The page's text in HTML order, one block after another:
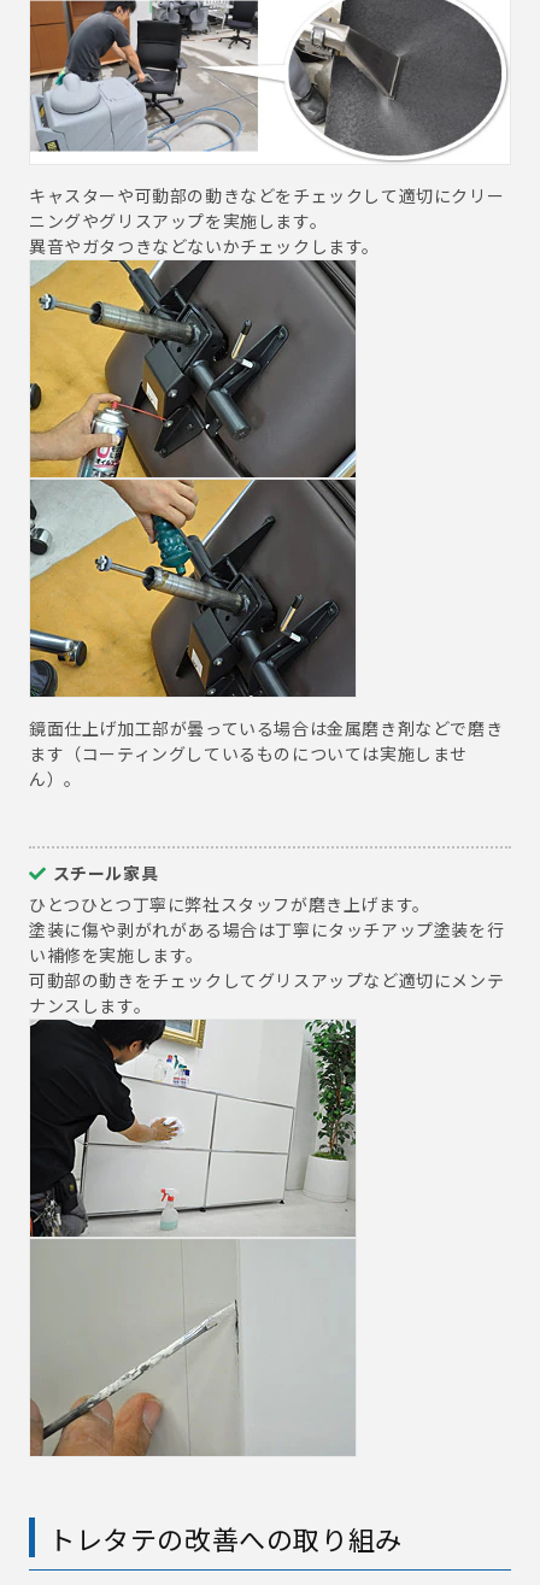
キャスターや可動部の動きなどをチェックして適切にクリー
ニングやグリスアップを実施します。
異音やガタつきなどないかチェックします。
鏡面仕上げ加工部が曇っている場合は金属磨き剤などで磨き
ます（コーティングしているものについては実施しませ
ん）。
スチール家具
ひとつひとつ丁寧に弊社スタッフが磨き上げます。
塗装に傷や剥がれがある場合は丁寧にタッチアップ塗装を行
い補修を実施します。
可動部の動きをチェックしてグリスアップなど適切にメンテ
ナンスします。
トレタテの改善への取り組み